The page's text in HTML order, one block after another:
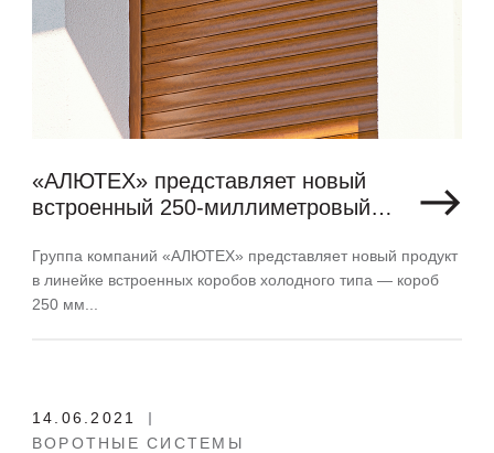
«АЛЮТЕХ» представляет новый
встроенный 250-миллиметровый
Группа компаний «АЛЮТЕХ» представляет новый продукт
в линейке встроенных коробов холодного типа — короб
250 мм...
14.06.2021
ВОРОТНЫЕ СИСТЕМЫ